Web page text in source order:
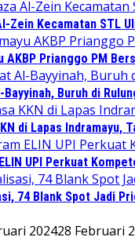
Zein Kecamatan STL
AKBP Prianggo PM
Buruh di
di Lapas Indramayu,
UPI Perkuat
74 Blank Spot Jadi
202428 Februari